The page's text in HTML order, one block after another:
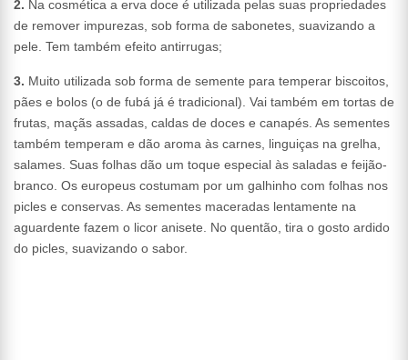
2. Na cosmética a erva doce é utilizada pelas suas propriedades
de remover impurezas, sob forma de sabonetes, suavizando a
pele. Tem também efeito antirrugas;
3. Muito utilizada sob forma de semente para temperar biscoitos,
pães e bolos (o de fubá já é tradicional). Vai também em tortas de
frutas, maçãs assadas, caldas de doces e canapés. As sementes
também temperam e dão aroma às carnes, linguiças na grelha,
salames. Suas folhas dão um toque especial às saladas e feijão-
branco. Os europeus costumam por um galhinho com folhas nos
picles e conservas. As sementes maceradas lentamente na
aguardente fazem o licor anisete. No quentão, tira o gosto ardido
do picles, suavizando o sabor.